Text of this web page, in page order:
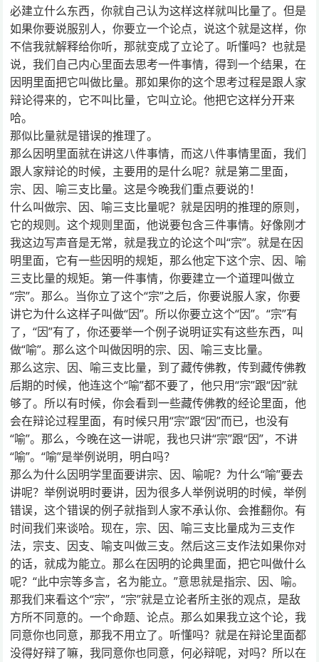
必建立什么东西，你就自己认为这样这样就叫比量了。但是
如果你要说服别人，你要立一个论点，说这个就是这样，你
不信我就解释给你听，那就变成了立论了。听懂吗？也就是
说，我们自己内心里面去思考一件事情，得到一个结果，在
因明里面把它叫做比量。那如果你的这个思考过程是跟人家
辩论得来的，它不叫比量，它叫立论。他把它这样分开来
哈。
那似比量就是错误的推理了。
那么因明里面就在讲这八件事情，而这八件事情里面，我们
跟人家辩论的时候，主要用的是什么呢？就是第二里面，
宗、因、喻三支比量。这是今晚我们重点要说的！
什么叫做宗、因、喻三支比量呢？就是因明的推理的原则，
它的规则。这个规则里面，他说要包含三件事情。好像刚才
我这边写声音是无常，就是我立的论这个叫“宗”。就是在因
明里面，它有一些因明的规矩，那么他定下这个宗、因、喻
三支比量的规矩。第一件事情，你要建立一个道理叫做立
“宗”。那么。当你立了这个“宗”之后，你要说服人家，你要
讲它为什么这样子叫做“因”。所以你要立这个“因”。“宗”有
了，“因”有了，你还要举一个例子说明证实有这些东西，叫
做“喻”。那么这个叫做因明的宗、因、喻三支比量。
那么这宗、因、喻三支比量，到了藏传佛教，传到藏传佛教
后期的时候，他连这个“喻”都不要了，他只用“宗”跟“因”就
够了。所以有时候，你会看到一些藏传佛教的经论里面，他
会在辩论过程里面，有时候只用“宗”跟“因”而已，也没有
“喻”。那么，今晚在这一讲呢，我也只讲“宗”跟“因”，不讲
“喻”。“喻”是举例说明，明白吗？
那么为什么因明学里面要讲宗、因、喻呢？为什么“喻”要去
讲呢？举例说明时要讲，因为很多人举例说明的时候，举例
错误，这个错误的例子就指到人家不承认你、会推翻你。有
时间我们来谈哈。现在，宗、因、喻三支比量成为三支作
法，宗支、因支、喻支叫做三支。然后这三支作法如果你对
的话，就成为能立。那么在因明的论典里面，把它叫做什么
呢？“此中宗等多言，名为能立。”意思就是指宗、因、喻。
那我们来看这个“宗”，“宗”就是立论者所主张的观点，是敌
方所不同意的。一个命题、论点。那么如果我立这个论，我
同意你也同意，那我不用立了。听懂吗？就是在辩论里面都
没得好辩了嘛，我同意你也同意，何必辩呢，对吗？所以在